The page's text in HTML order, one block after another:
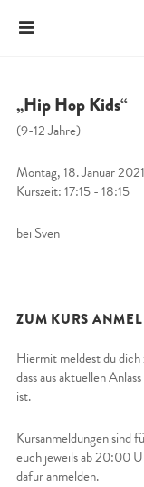
„Hip Hop Kids“
(9-12 Jahre)
Montag, 18. Januar 2021
Kurszeit: 17:15 - 18:15
bei Sven
ZUM KURS
Hiermit meldest du dich
dass aus aktuellen
ist.
Kursanmeldungen sind
euch jeweils ab 20:00
dafür anmelden.